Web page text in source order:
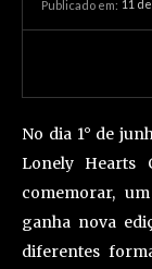
Publicado em: 11
No dia 1° de
Lonely Hearts
comemorar,
ganha nova
diferentes